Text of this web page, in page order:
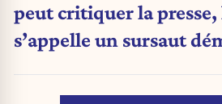
peut critiquer la presse,
s’appelle un sursaut